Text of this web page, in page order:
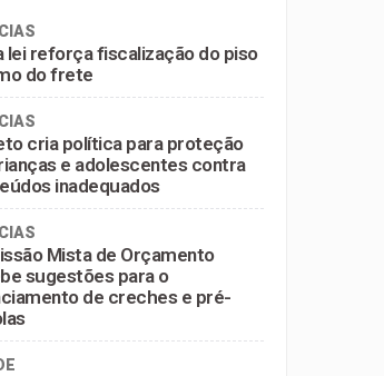
lei reforça fiscalização do piso
do frete
cria política para proteção
e adolescentes contra
inadequados
Mista de Orçamento
sugestões para o
de creches e pré-